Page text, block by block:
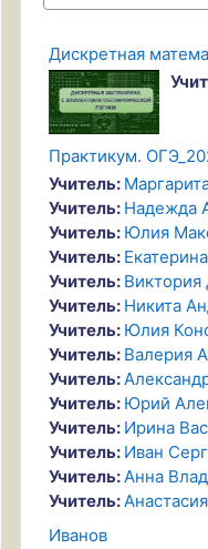
Дискретная
Практикум.
Учитель:
Учитель: Надежда
Учитель: Юлия
Учитель:
Учитель: Виктория
Учитель: Никита
Учитель: Юлия
Учитель: Валерия
Учитель:
Учитель: Юрий
Учитель: Ирина
Учитель: Иван
Учитель: Анна
Учитель:
Иванов